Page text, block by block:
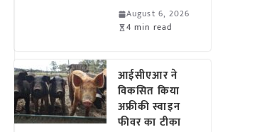
August 6, 2026
4 min read
आईसीएआर ने
विकसित किया
अफ्रीकी स्वाइन
फीवर का टीका